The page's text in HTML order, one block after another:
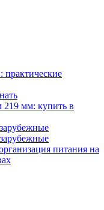
практические
219 мм: купить в
питания на